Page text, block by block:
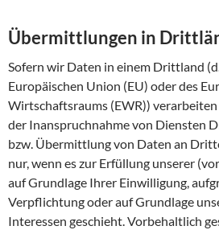
Übermittlungen in
Sofern wir Daten in einem Drittland
Europäischen Union (EU) oder des
Wirtschaftsraums (EWR)) verarbeiten
der Inanspruchnahme von Diensten
bzw. Übermittlung von Daten an
nur, wenn es zur Erfüllung unserer
auf Grundlage Ihrer Einwilligung,
Verpflichtung oder auf Grundlage
Interessen geschieht. Vorbehaltlich